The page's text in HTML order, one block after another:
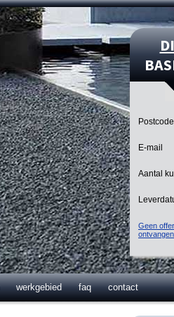
Geen
Postcode
E-mail
Aantal
werkgebied faq contact